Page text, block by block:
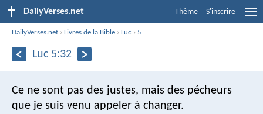
DailyVerses.net Thème S'inscrire
DailyVerses.net ›Livres de la Bible ›Luc ›5
Luc 5:32
Ce ne sont pas des justes, mais des pécheurs
que je suis venu appeler à changer.